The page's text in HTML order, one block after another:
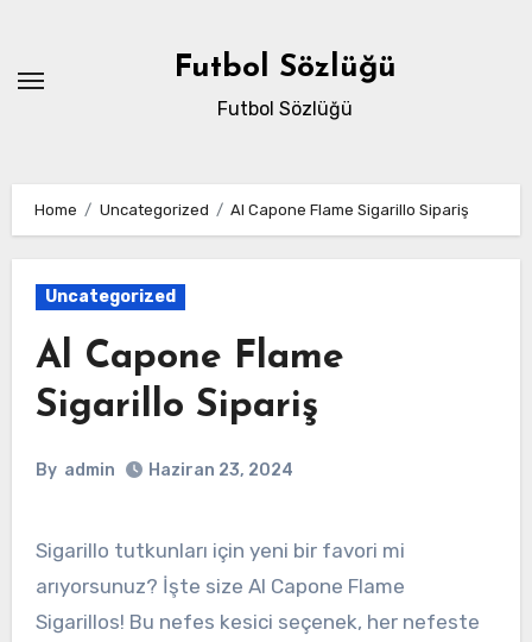
content
Futbol Sözlüğü
Futbol Sözlüğü
Home Uncategorized Al Capone Flame Sigarillo Sipariş
Uncategorized
Al Capone Flame
Sigarillo Sipariş
By admin Haziran 23, 2024
Sigarillo tutkunları için yeni bir favori mi
arıyorsunuz? İşte size Al Capone Flame
Sigarillos! Bu nefes kesici seçenek, her nefeste